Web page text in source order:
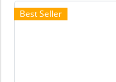
Best Seller